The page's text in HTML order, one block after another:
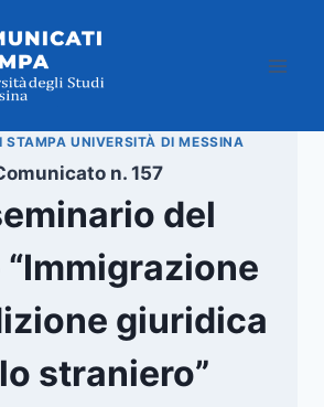
STAMPA UNIVERSITÀ DI MESSINA
n. 157
del
giuridica
straniero”